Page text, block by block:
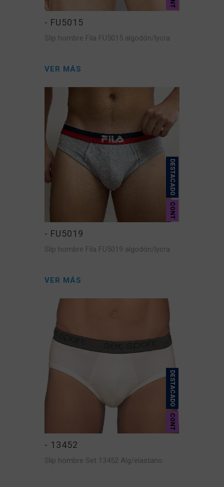
- FU5015
Slip hombre Fila FU5015 algodón/lycra
VER MÁS
DESTACADO
CONT
- FU5019
Slip hombre Fila FU5019 algodón/lycra
VER MÁS
DESTACADO
CONT
- 13452
Slip hombre Set 13452 Alg/elastano